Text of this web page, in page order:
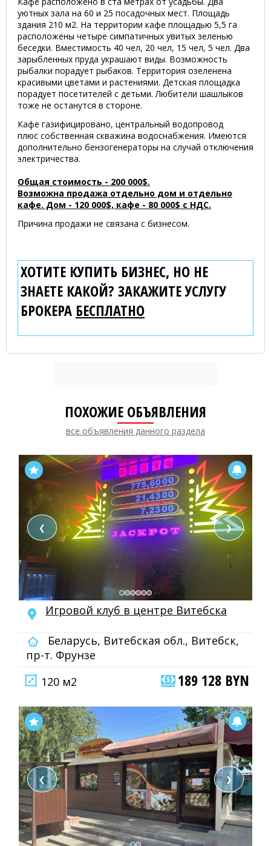
уютных зала на 60 и 25 посадочных мест. Площадь
здания 210 м2. На территории кафе площадью 5,5 га
расположены четыре симпатичных увитых зеленью
беседки. Вместимость 40 чел, 20 чел, 15 чел, 5 чел. Два
зарыбленных пруда украшают виды. Возможность
рыбалки порадует рыбаков. Территория озеленена
красивыми цветами и растениями. Детская площадка
порадует посетителей с детьми. Любители шашлыков
тоже не останутся в стороне.
Кафе газифицировано, центральный водопровод
плюс собственная скважина водоснабжения. Имеются
дополнительно бензогенераторы на случай отключения
электричества.
Общая стоимость - 200 000$.
Возможна продажа отдельно дом и отдельно
кафе. Дом - 120 000$, кафе - 80 000$ с НДС.
Причина продажи не связана с бизнесом.
ХОТИТЕ КУПИТЬ БИЗНЕС, НО НЕ
ЗНАЕТЕ КАКОЙ? ЗАКАЖИТЕ УСЛУГУ
БРОКЕРА БЕСПЛАТНО
ПОХОЖИЕ ОБЪЯВЛЕНИЯ
все объявления данного раздела
❮ ❯
Игровой клуб в центре Витебска
Беларусь, Витебская обл., Витебск,
пр-т. Фрунзе
120 м2
189 128 BYN
❮ ❯